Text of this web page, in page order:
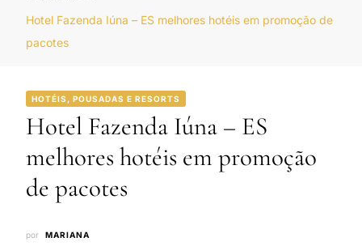
Hotel Fazenda Iúna – ES melhores hotéis em promoção de
pacotes
HOTÉIS, POUSADAS E RESORTS
Hotel Fazenda Iúna – ES
melhores hotéis em promoção
de pacotes
por MARIANA